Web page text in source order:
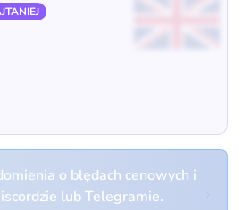
o błędach cenowych i
lub Telegramie.